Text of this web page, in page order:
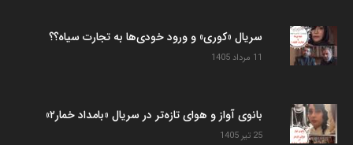
سریال «کوری» و ورود خودی‌ها به تجارت سیاه؟؟
11 مرداد 1405
بانوی آواز و هوای تازه‌تر در سریال «بامداد خمار۲»
25 تیر 1405